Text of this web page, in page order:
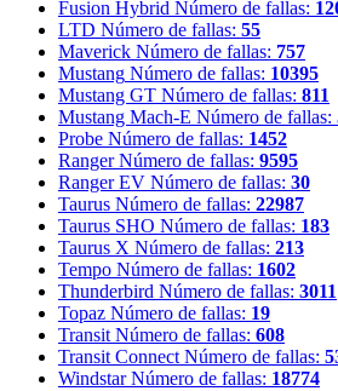
Fusion Hybrid Número de fallas:
LTD Número de fallas: 55
Maverick Número de fallas: 757
Mustang Número de fallas: 10395
Mustang GT Número de fallas: 811
Mustang Mach-E Número de fallas:
Probe Número de fallas: 1452
Ranger Número de fallas: 9595
Ranger EV Número de fallas: 30
Taurus Número de fallas: 22987
Taurus SHO Número de fallas: 183
Taurus X Número de fallas: 213
Tempo Número de fallas: 1602
Thunderbird Número de fallas: 3011
Topaz Número de fallas: 19
Transit Número de fallas: 608
Transit Connect Número de fallas:
Windstar Número de fallas: 18774